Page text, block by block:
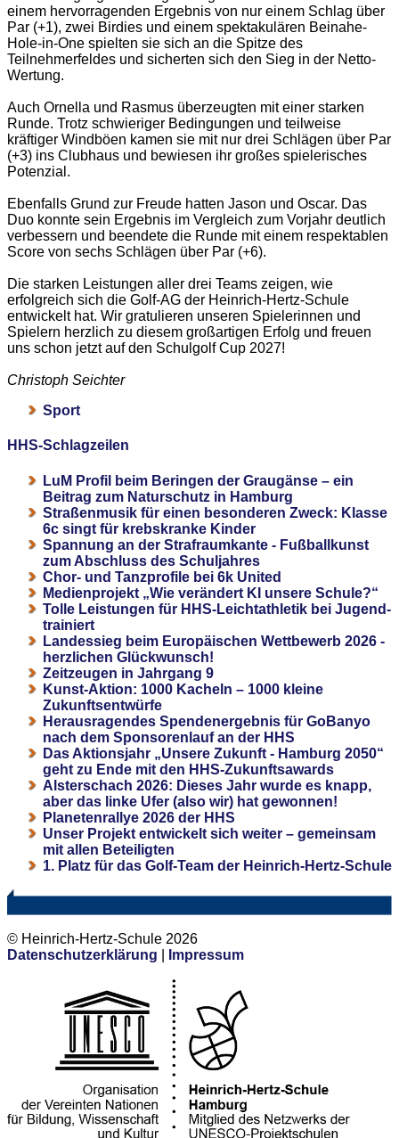
einem hervorragenden Ergebnis von nur einem Schlag über
Par (+1), zwei Birdies und einem spektakulären Beinahe-
Hole-in-One spielten sie sich an die Spitze des
Teilnehmerfeldes und sicherten sich den Sieg in der Netto-
Wertung.
Auch Ornella und Rasmus überzeugten mit einer starken
Runde. Trotz schwieriger Bedingungen und teilweise
kräftiger Windböen kamen sie mit nur drei Schlägen über Par
(+3) ins Clubhaus und bewiesen ihr großes spielerisches
Potenzial.
Ebenfalls Grund zur Freude hatten Jason und Oscar. Das
Duo konnte sein Ergebnis im Vergleich zum Vorjahr deutlich
verbessern und beendete die Runde mit einem respektablen
Score von sechs Schlägen über Par (+6).
Die starken Leistungen aller drei Teams zeigen, wie
erfolgreich sich die Golf-AG der Heinrich-Hertz-Schule
entwickelt hat. Wir gratulieren unseren Spielerinnen und
Spielern herzlich zu diesem großartigen Erfolg und freuen
uns schon jetzt auf den Schulgolf Cup 2027!
Christoph Seichter
Sport
HHS-Schlagzeilen
LuM Profil beim Beringen der Graugänse – ein
Beitrag zum Naturschutz in Hamburg
Straßenmusik für einen besonderen Zweck: Klasse
6c singt für krebskranke Kinder
Spannung an der Strafraumkante - Fußballkunst
zum Abschluss des Schuljahres
Chor- und Tanzprofile bei 6k United
Medienprojekt „Wie verändert KI unsere Schule?“
Tolle Leistungen für HHS-Leichtathletik bei Jugend-
trainiert
Landessieg beim Europäischen Wettbewerb 2026 -
herzlichen Glückwunsch!
Zeitzeugen in Jahrgang 9
Kunst-Aktion: 1000 Kacheln – 1000 kleine
Zukunftsentwürfe
Herausragendes Spendenergebnis für GoBanyo
nach dem Sponsorenlauf an der HHS
Das Aktionsjahr „Unsere Zukunft - Hamburg 2050“
geht zu Ende mit den HHS-Zukunftsawards
Alsterschach 2026: Dieses Jahr wurde es knapp,
aber das linke Ufer (also wir) hat gewonnen!
Planetenrallye 2026 der HHS
Unser Projekt entwickelt sich weiter – gemeinsam
mit allen Beteiligten
1. Platz für das Golf-Team der Heinrich-Hertz-Schule
© Heinrich-Hertz-Schule 2026
Datenschutzerklärung
Impressum